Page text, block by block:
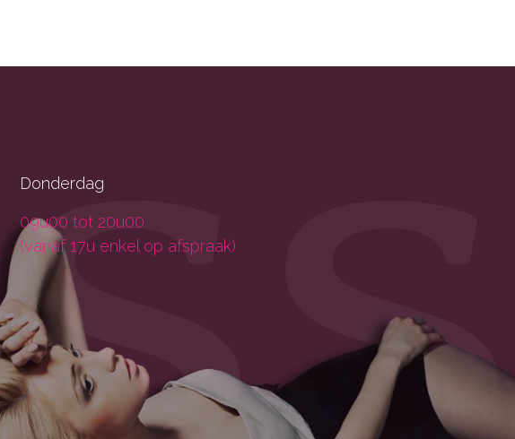
Donderdag
09u00 tot 20u00
(vanaf 17u enkel op afspraak)